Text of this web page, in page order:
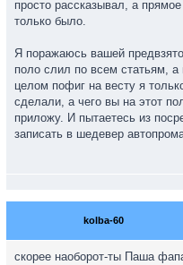
просто рассказывал, а
только было.
Я поражаюсь вашей
поло слил по всем статьям,
целом пофиг на весту я
сделали, а чего вы на этот
приложу. И пытаетесь из
записать в шедевер
kolba-60
скорее наоборот-ты Паша